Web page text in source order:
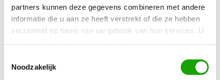
partners kunnen deze gegevens combineren met andere
informatie die u aan ze heeft verstrekt of die ze hebben
verzameld op basis van uw gebruik van hun services. U
Noodzakelijk
Was enthalten ist
Was Sie vor Ihrer Abreise wissen müssen
Standortinformationen